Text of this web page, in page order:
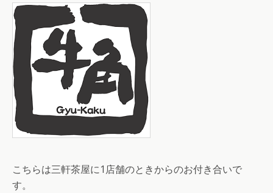
こちらは三軒茶屋に1店舗のときからのお付き合いで
す。